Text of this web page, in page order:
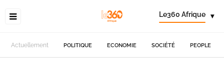
Le360 Afrique ▾
Actuellement POLITIQUE ECONOMIE SOCIÉTÉ PEOPLE